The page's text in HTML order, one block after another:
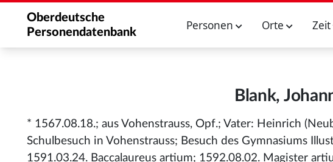
Oberdeutsche
Personendatenbank
Personen Orte Zeit
Blank,
* 1567.08.18.; aus Vohenstrauss, Opf.; Vater: Heinrich
Schulbesuch in Vohenstrauss; Besuch des Gymnasiums
1591.03.24. Baccalaureus artium; 1592.08.02. Magister